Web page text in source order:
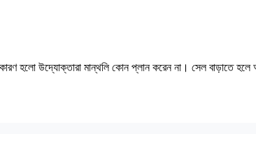
হলো উদ্যোক্তারা মান্থলি কোন প্লান করেন না। সেল বাড়াতে